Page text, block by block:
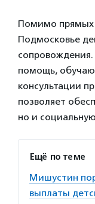
Помимо прямых
Подмосковье
помощь,
консультации
позволяет
но и
Ещё по теме
Мишустин
выплаты